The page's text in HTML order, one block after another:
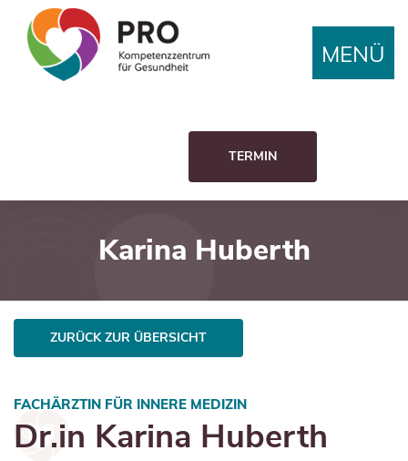
MENÜ
TERMIN
Karina Huberth
ZURÜCK ZUR ÜBERSICHT
FACHÄRZTIN FÜR INNERE MEDIZIN
Dr.in Karina Huberth